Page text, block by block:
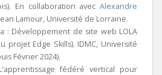
En collaboration avec Alexandre
Lamour, Université de Lorraine.
: Développement de site web LOLA
projet Edge Skills). IDMC, Université
Février 2024).
fédéré vertical pour